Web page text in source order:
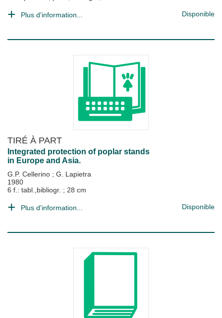
Plus d'information... Disponible
TIRÉ À PART
Integrated protection of poplar stands
in Europe and Asia.
G.P. Cellerino ; G. Lapietra
1980
6 f.: tabl.,bibliogr. ; 28 cm
Plus d'information... Disponible